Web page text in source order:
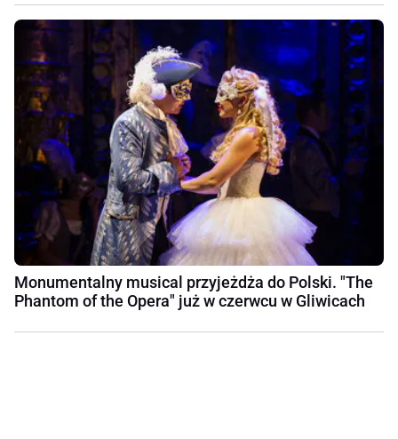
Monumentalny musical przyjeżdża do Polski. "The
Phantom of the Opera" już w czerwcu w Gliwicach